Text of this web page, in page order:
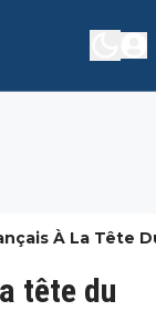
À La Tête
tête du